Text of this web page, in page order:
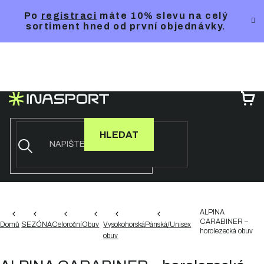
Po registraci máte 10% slevu na celý
sortiment hned od první objednávky.
HLEDAT
Domů SEZÓNACeloročníObuv Vysokohorská
obuv
Pánská/Unisex
ALPINA
CARABINER –
horolezecká obuv